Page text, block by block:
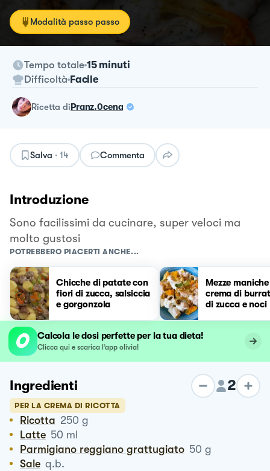
Modalità passo passo
Tempo totale 15 minuti
Difficoltà Facile
ricetta diPranz.0cena
Salva · 14 Commenta
Introduzione
Sono facilissimi da cucinare, super veloci ma
molto gustosi
POTREBBERO PIACERTI ANCHE...
Chicche di patate con
fiori di zucca, salsiccia
e gorgonzola
Mezze
crema di
di zucca e noci
Calcola le dosi perfette per la tua dieta!
Clicca qui e scarica l’app olivia!
Ingredienti 2
PER LA CREMA DI RICOTTA
Ricotta 250 g
Latte 50 ml
Parmigiano reggiano grattugiato 50 g
Sale q.b.